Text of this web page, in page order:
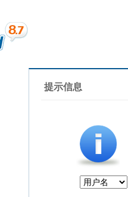
提示信息